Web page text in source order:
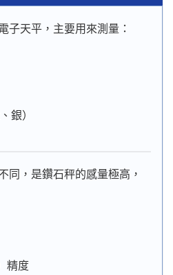
子天平，主要用來測量：
銀）
同，是鑽石秤的感量極高，
精度